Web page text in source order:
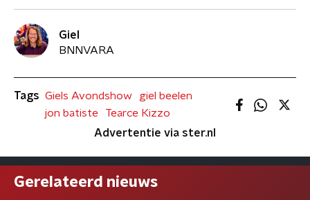
Giel
BNNVARA
Tags Giels Avondshow
giel beelen
jon batiste
Tearce Kizzo
Advertentie via ster.nl
Gerelateerd nieuws